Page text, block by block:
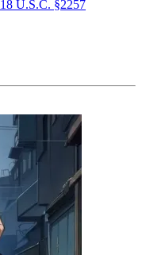
18 U.S.C. §2257